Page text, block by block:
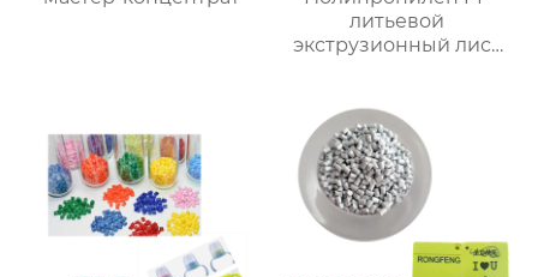
литьевой
экструзионный лист